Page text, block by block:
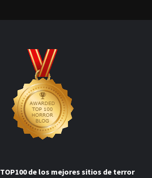
TOP100 de los mejores sitios de terror